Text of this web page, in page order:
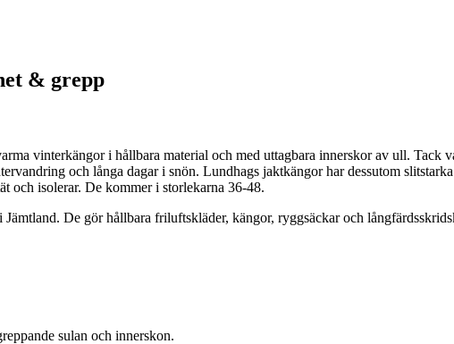
& grepp
vinterkängor i hållbara material och med uttagbara innerskor av ull. Tack
och långa dagar i snön. Lundhags jaktkängor har dessutom
och isolerar. De kommer i storlekarna 36-48.
De gör hållbara friluftskläder, kängor, ryggsäckar och
sulan och innerskon.